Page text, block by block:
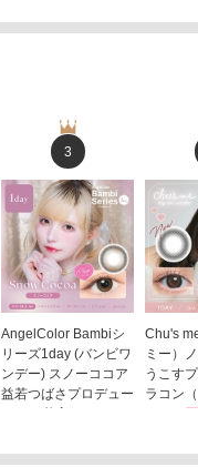
3
AngelColor Bambiシ
リーズ1day (バンビワ
ンデー) スノーココア
益若つばさプロデュー
ス（10枚入り）
Chu's
ミー）
うこす
ラコン